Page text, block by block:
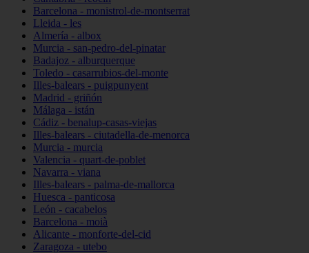
Barcelona - monistrol-de-montserrat
Lleida - les
Almería - albox
Murcia - san-pedro-del-pinatar
Badajoz - alburquerque
Toledo - casarrubios-del-monte
Illes-balears - puigpunyent
Madrid - griñón
Málaga - istán
Cádiz - benalup-casas-viejas
Illes-balears - ciutadella-de-menorca
Murcia - murcia
Valencia - quart-de-poblet
Navarra - viana
Illes-balears - palma-de-mallorca
Huesca - panticosa
León - cacabelos
Barcelona - moià
Alicante - monforte-del-cid
Zaragoza - utebo